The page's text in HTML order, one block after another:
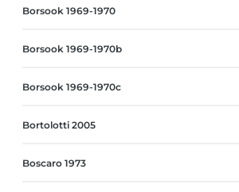
Borsook 1969-1970
Borsook 1969-1970b
Borsook 1969-1970c
Bortolotti 2005
Boscaro 1973